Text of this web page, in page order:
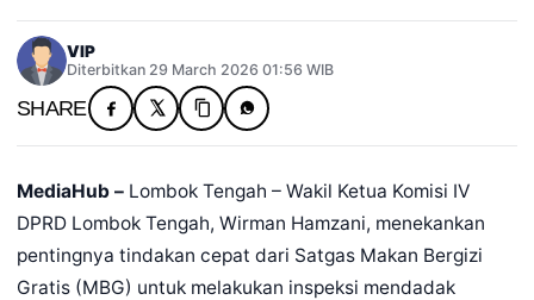
VIP
Diterbitkan 29 March 2026 01:56 WIB
SHARE
MediaHub – Lombok Tengah – Wakil Ketua Komisi IV
DPRD Lombok Tengah, Wirman Hamzani, menekankan
pentingnya tindakan cepat dari Satgas Makan Bergizi
Gratis (MBG) untuk melakukan inspeksi mendadak